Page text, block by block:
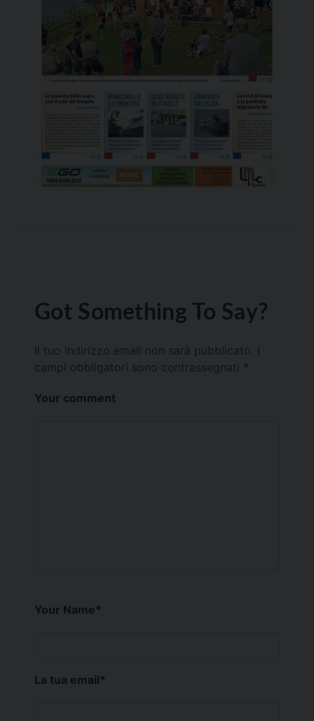
Got Something To Say?
Il tuo indirizzo email non sarà pubblicato.
campi obbligatori sono contrassegnati *
Your comment
Your Name*
La tua email*